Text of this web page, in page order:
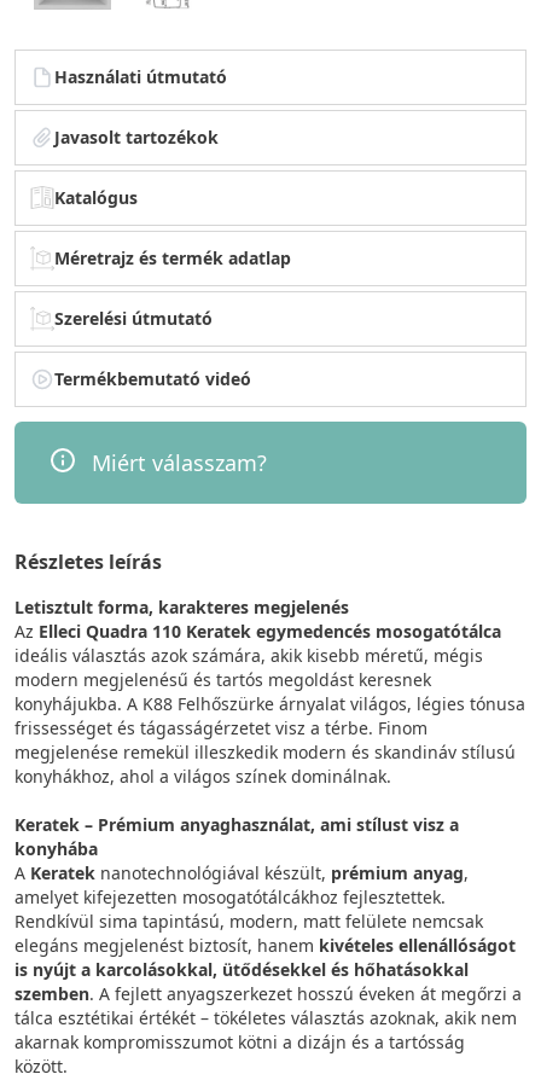
Használati útmutató
Javasolt tartozékok
Katalógus
Méretrajz és termék adatlap
Szerelési útmutató
Termékbemutató videó
Miért válasszam?
Részletes leírás
Letisztult forma, karakteres megjelenés
Az Elleci Quadra 110 Keratek egymedencés mosogatótálca
ideális választás azok számára, akik kisebb méretű, mégis
modern megjelenésű és tartós megoldást keresnek
konyhájukba. A K88 Felhőszürke árnyalat világos, légies tónusa
frissességet és tágasságérzetet visz a térbe. Finom
megjelenése remekül illeszkedik modern és skandináv stílusú
konyhákhoz, ahol a világos színek dominálnak.
Keratek – Prémium anyaghasználat, ami stílust visz a
konyhába
A Keratek nanotechnológiával készült, prémium anyag,
amelyet kifejezetten mosogatótálcákhoz fejlesztettek.
Rendkívül sima tapintású, modern, matt felülete nemcsak
elegáns megjelenést biztosít, hanem kivételes ellenállóságot
is nyújt a karcolásokkal, ütődésekkel és hőhatásokkal
szemben. A fejlett anyagszerkezet hosszú éveken át megőrzi a
tálca esztétikai értékét – tökéletes választás azoknak, akik nem
akarnak kompromisszumot kötni a dizájn és a tartósság
között.